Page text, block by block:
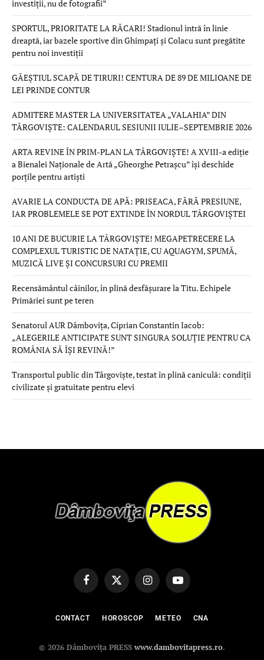
investiții, nu de fotografii”
SPORTUL, PRIORITATE LA RĂCARI! Stadionul intră în linie
dreaptă, iar bazele sportive din Ghimpați și Colacu sunt pregătite
pentru noi investiții
GĂEȘTIUL SCAPĂ DE TIRURI! CENTURA DE 89 DE MILIOANE DE
LEI PRINDE CONTUR
ADMITERE MASTER LA UNIVERSITATEA „VALAHIA” DIN
TÂRGOVIȘTE: CALENDARUL SESIUNII IULIE–SEPTEMBRIE 2026
ARTA REVINE ÎN PRIM-PLAN LA TÂRGOVIȘTE! A XVIII-a ediție
a Bienalei Naționale de Artă „Gheorghe Petrașcu” își deschide
porțile pentru artiști
AVARIE LA CONDUCTA DE APĂ: PRISEACA, FĂRĂ PRESIUNE,
IAR PROBLEMELE SE POT EXTINDE ÎN NORDUL TÂRGOVIȘTEI
10 ANI DE BUCURIE LA TÂRGOVIȘTE! MEGAPETRECERE LA
COMPLEXUL TURISTIC DE NATAȚIE, CU AQUAGYM, SPUMĂ,
MUZICĂ LIVE ȘI CONCURSURI CU PREMII
Recensământul câinilor, în plină desfășurare la Titu. Echipele
Primăriei sunt pe teren
Senatorul AUR Dâmbovița, Ciprian Constantin Iacob:
„ALEGERILE ANTICIPATE SUNT SINGURA SOLUȚIE PENTRU CA
ROMÂNIA SĂ ÎȘI REVINĂ!”
Transportul public din Târgoviște, testat în plină caniculă: condiții
civilizate și gratuitate pentru elevi
FacebookX
(Twitter)
InstagramYouTube
CONTACT HOROSCOP METEO CNA
© 2026 Dâmbovița PRESSwww.dambovitapress.ro.